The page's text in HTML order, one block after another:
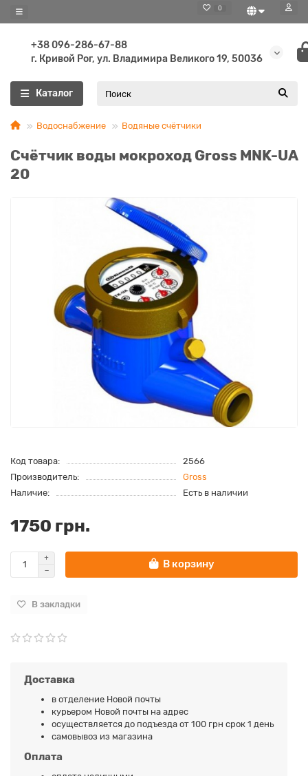
0
+38 096-286-67-88
г. Кривой Рог, ул. Владимира Великого 19, 50036
Каталог
Водоснабжение Водяные счётчики
Счётчик воды мокроход Gross MNK-UA
20
Код товара:
2566
Производитель:
Gross
Наличие:
Есть в наличии
1750 грн.
В корзину
В закладки
Доставка
в отделение Новой почты
курьером Новой почты на адрес
осуществляется до подъезда от 100 грн срок 1 день
самовывоз из магазина
Оплата